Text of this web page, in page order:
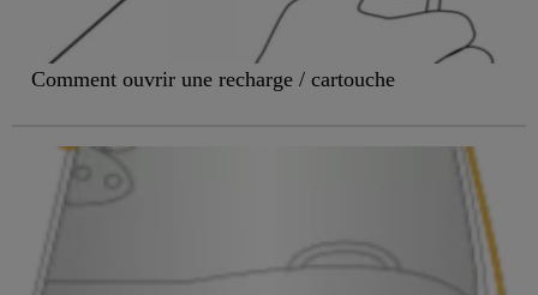
Comment ouvrir une recharge / cartouche